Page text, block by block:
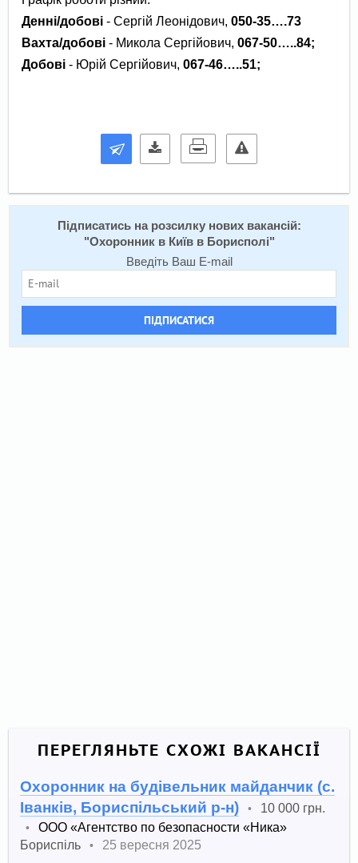
Денні/добові - Сергій Леонідович,050-35….73
Вахта/добові - Микола Сергійович,067-50…..84;
Добові - Юрій Сергійович,067-46…..51;
Підписатись на розсилку нових вакансій:
"Охоронник в Київ в Борисполі"
Введіть Ваш E-mail
ПІДПИСАТИСЯ
ПЕРЕГЛЯНЬТЕ СХОЖІ ВАКАНСІЇ
Охоронник на будівельник майданчик (с.
Іванків, Бориспільський р-н)
• 10 000 грн.
•
ООО «Агентство по безопасности «Ника»
Бориспіль
• 25 вересня 2025